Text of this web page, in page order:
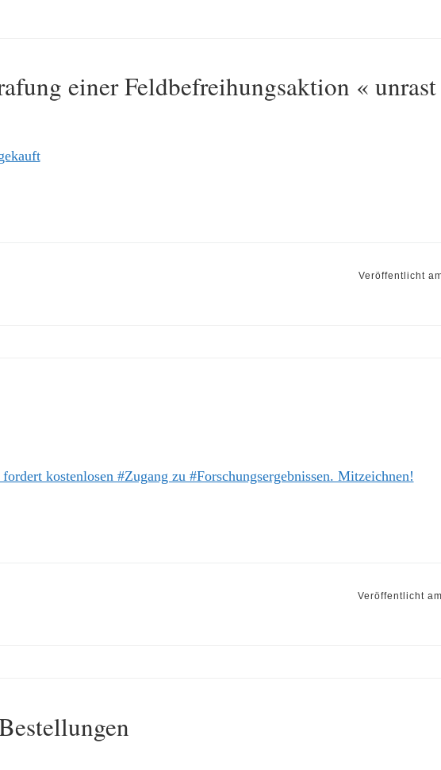
einer Feldbefreihungsaktion «
Veröffentlicht
kostenlosen #Zugang zu #Forschungsergebnissen. Mitzeichnen!
Veröffentlicht am